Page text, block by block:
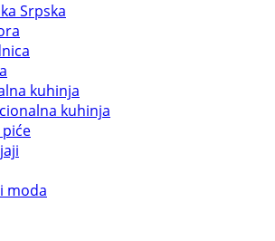
Srpska
kuhinja
kuhinja
moda